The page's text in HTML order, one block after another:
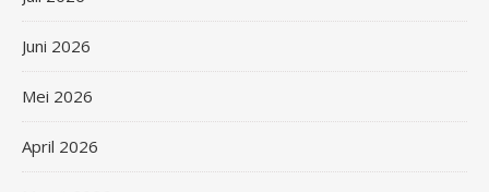
Juni 2026
Mei 2026
April 2026